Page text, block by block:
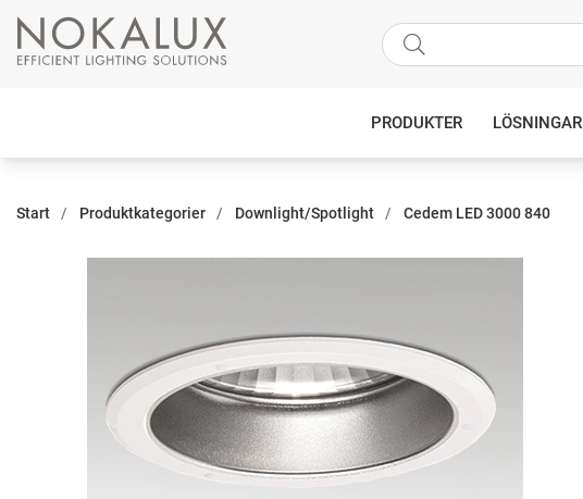
PRODUKTER LÖSNINGAR
Start Produktkategorier Downlight/Spotlight Cedem LED 3000 840